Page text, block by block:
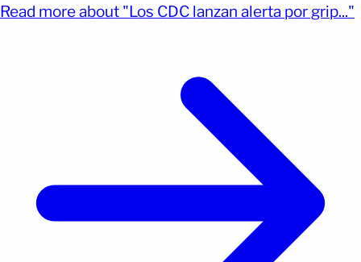
Enfermedades, publicaron una advertencia tras
Read more about "Los CDC lanzan alerta por grip..."